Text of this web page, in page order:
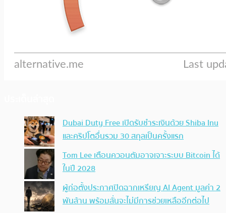
Dubai Duty Free เปิดรับชำระเงินด้วย Shiba Inu
และคริปโตอื่นรวม 30 สกุลเป็นครั้งแรก
Tom Lee เตือนควอนตัมอาจเจาะระบบ Bitcoin ได้
ในปี 2028
ผู้ก่อตั้งประกาศปิดฉากเหรียญ AI Agent มูลค่า 2
พันล้าน พร้อมลั่นจะไม่มีการช่วยเหลืออีกต่อไป